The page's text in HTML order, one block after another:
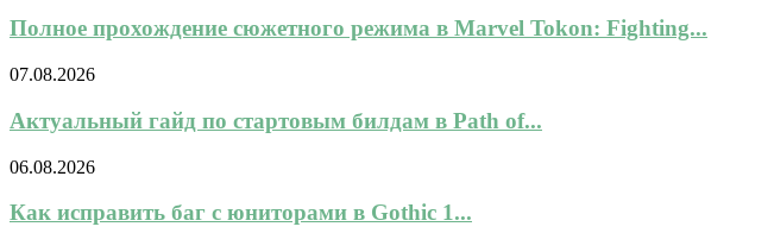
Полное прохождение сюжетного режима в Marvel Tokon: Fighting...
07.08.2026
Актуальный гайд по стартовым билдам в Path of...
06.08.2026
Как исправить баг с юниторами в Gothic 1...